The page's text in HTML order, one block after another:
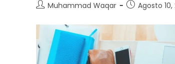
Muhammad Waqar Agosto